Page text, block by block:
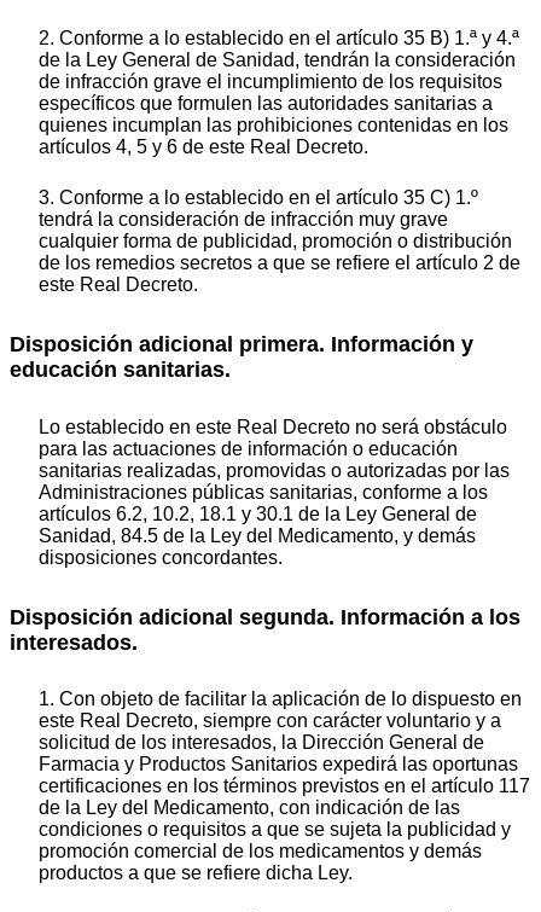
2. Conforme a lo establecido en el artículo 35 B) 1.ª y 4.ª
de la Ley General de Sanidad, tendrán la consideración
de infracción grave el incumplimiento de los requisitos
específicos que formulen las autoridades sanitarias a
quienes incumplan las prohibiciones contenidas en los
artículos 4, 5 y 6 de este Real Decreto.
3. Conforme a lo establecido en el artículo 35 C) 1.º
tendrá la consideración de infracción muy grave
cualquier forma de publicidad, promoción o distribución
de los remedios secretos a que se refiere el artículo 2 de
este Real Decreto.
Disposición adicional primera. Información y
educación sanitarias.
Lo establecido en este Real Decreto no será obstáculo
para las actuaciones de información o educación
sanitarias realizadas, promovidas o autorizadas por las
Administraciones públicas sanitarias, conforme a los
artículos 6.2, 10.2, 18.1 y 30.1 de la Ley General de
Sanidad, 84.5 de la Ley del Medicamento, y demás
disposiciones concordantes.
Disposición adicional segunda. Información a los
interesados.
1. Con objeto de facilitar la aplicación de lo dispuesto en
este Real Decreto, siempre con carácter voluntario y a
solicitud de los interesados, la Dirección General de
Farmacia y Productos Sanitarios expedirá las oportunas
certificaciones en los términos previstos en el artículo 117
de la Ley del Medicamento, con indicación de las
condiciones o requisitos a que se sujeta la publicidad y
promoción comercial de los medicamentos y demás
productos a que se refiere dicha Ley.